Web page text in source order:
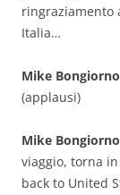
ringraziamento
Italia…
Mike Bongiorno
(applausi)
Mike Bongiorno
viaggio, torna
back to United